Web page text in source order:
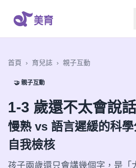
首頁 › 育兒誌 › 親子互動
🤝 親子互動
1-3 歲還不太會說
慢熟 vs 語言遲緩的科
自我檢核
孩子兩歲還只會講幾個字，是「